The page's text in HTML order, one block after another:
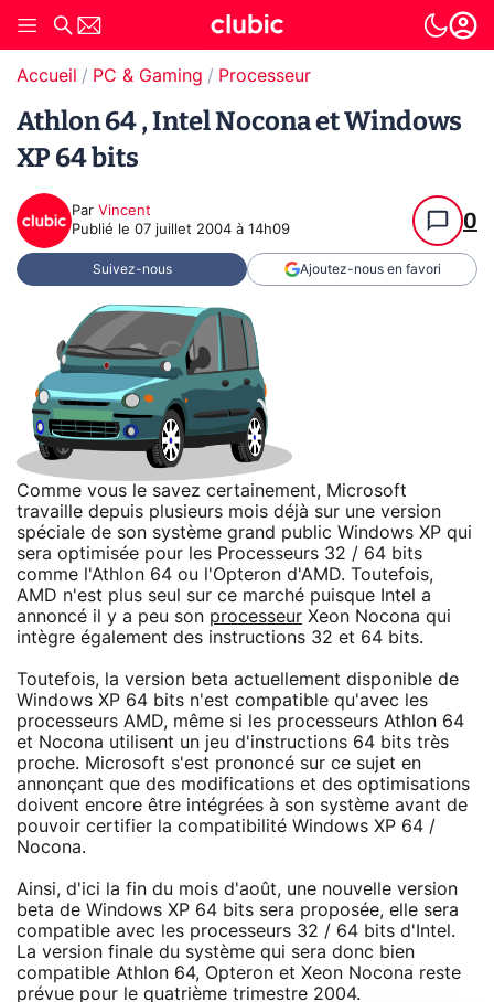
Accueil PC & Gaming Processeur
Athlon 64 , Intel Nocona et Windows
XP 64 bits
Par Vincent
Publié le 07 juillet 2004 à 14h09 0
Suivez-nous Ajoutez-nous en favori
Comme vous le savez certainement, Microsoft
travaille depuis plusieurs mois déjà sur une version
spéciale de son système grand public Windows XP qui
sera optimisée pour les Processeurs 32 / 64 bits
comme l'Athlon 64 ou l'Opteron d'AMD. Toutefois,
AMD n'est plus seul sur ce marché puisque Intel a
annoncé il y a peu son processeur Xeon Nocona qui
intègre également des instructions 32 et 64 bits.
Toutefois, la version beta actuellement disponible de
Windows XP 64 bits n'est compatible qu'avec les
processeurs AMD, même si les processeurs Athlon 64
et Nocona utilisent un jeu d'instructions 64 bits très
proche. Microsoft s'est prononcé sur ce sujet en
annonçant que des modifications et des optimisations
doivent encore être intégrées à son système avant de
pouvoir certifier la compatibilité Windows XP 64 /
Nocona.
Ainsi, d'ici la fin du mois d'août, une nouvelle version
beta de Windows XP 64 bits sera proposée, elle sera
compatible avec les processeurs 32 / 64 bits d'Intel.
La version finale du système qui sera donc bien
compatible Athlon 64, Opteron et Xeon Nocona reste
prévue pour le quatrième trimestre 2004.